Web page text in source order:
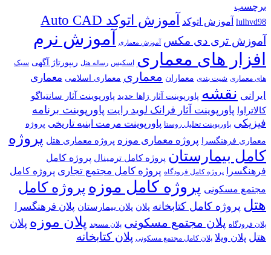
برچسب
lulhvd98 آموزش اتوکد آموزش اتوکد Auto CAD
آموزش تری دی مکس آموزش معماری
آموزش نرم
افزار های معماری اسکیس رساله هتل ریپورتاژ آگهی سبک
های معماری شیت بندی معماران معماری معماری اسلامی معماری
ایرانی نقشه پاورپوینت آثار زاها حدید پاورپوینت آثار سانتیاگو
کالاتراوا پاورپوینت آثار فرانک لوید رایت پاورپوینت برنامه
فیزیکی پاورپوینت تحلیل روستا پاورپوینت مرمت ابنیه تاریخی پروژه
معماری فرهنگسرا پروژه معماری موزه پروژه معماری هتل پروژه
کامل بیمارستان پروژه کامل ترمینال پروژه کامل
فرهنگسرا
پروژه کامل فرودگاه پروژه کامل مجتمع تجاری پروژه کامل
مجتمع مسکونی پروژه کامل موزه پروژه کامل
هتل پروژه کامل کتابخانه پلان پلان بیمارستان پلان فرهنگسرا
پلان فرودگاه پلان مجتمع مسکونی پلان مسجد پلان موزه پلان
هتل پلان ویلا پلان کامل مجتمع مسکونی پلان کتابخانه